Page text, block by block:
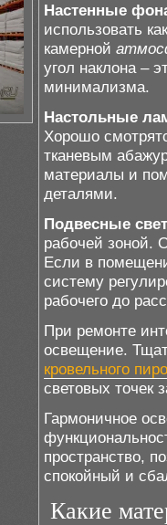
Настенные
использовать
камерной
угол наклона –
минимализма.
Настольные
Хорошо
тканевым
материалы и
деталями.
Подвесные
рабочей зоной.
Если в
систему
рабочего до
При ремонте
освещение.
кровельного
световых точек
Гармоничное
пространство,
спокойный и
Какие